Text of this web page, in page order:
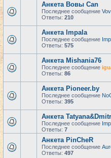
Анкета Вовы Can
Последнее сообщение
Ответы: 210
Анкета Impala
Последнее сообщение
Ответы: 575
Анкета Mishania76
Последнее сообщение
Ответы: 86
Анкета Pioneer.by
Последнее сообщение
Ответы: 395
Анкета
Последнее сообщение
Ответы: 7
Анкета PinCheR
Последнее сообщение
Ответы: 497